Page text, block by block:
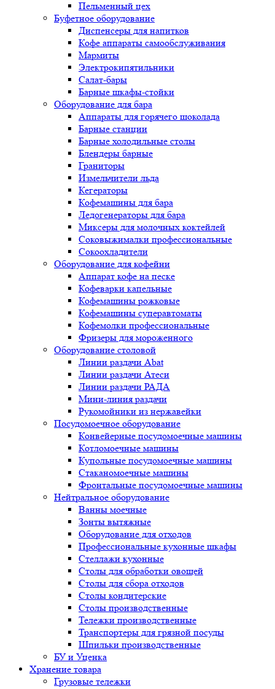
Пельменный цех
Буфетное оборудование
Диспенсеры для напитков
Кофе аппараты самообслуживания
Мармиты
Электрокипятильники
Cалат-бары
Барные шкафы-стойки
Оборудование для бара
Аппараты для горячего шоколада
Барные станции
Барные холодильные столы
Блендеры барные
Граниторы
Измельчители льда
Кегераторы
Кофемашины для бара
Ледогенераторы для бара
Миксеры для молочных коктейлей
Соковыжималки профессиональные
Сокоохладители
Оборудование для кофейни
Аппарат кофе на песке
Кофеварки капельные
Кофемашины рожковые
Кофемашины суперавтоматы
Кофемолки профессиональные
Фризеры для мороженного
Оборудование столовой
Линии раздачи Abat
Линии раздачи Атеси
Линии раздачи РАДА
Мини-линия раздачи
Рукомойники из нержавейки
Посудомоечное оборудование
Конвейерные посудомоечные машины
Котломоечные машины
Купольные посудомоечные машины
Стаканомоечные машины
Фронтальные посудомоечные машины
Нейтральное оборудование
Ванны моечные
Зонты вытяжные
Оборудование для отходов
Профессиональные кухонные шкафы
Стеллажи кухонные
Столы для обработки овощей
Столы для сбора отходов
Столы кондитерские
Столы производственные
Тележки производственные
Транспортеры для грязной посуды
Шпильки производственные
БУ и Уценка
Хранение товара
Грузовые тележки